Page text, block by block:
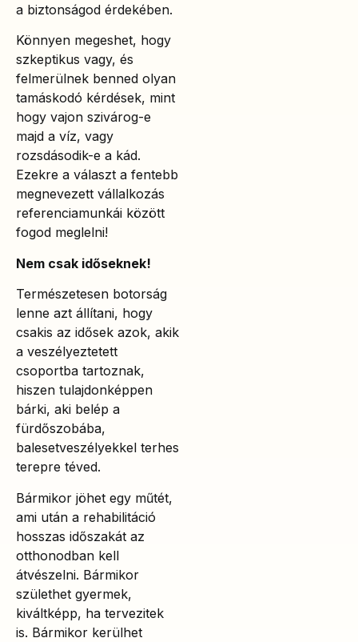
a biztonságod érdekében.
Könnyen megeshet, hogy
szkeptikus vagy, és
felmerülnek benned olyan
tamáskodó kérdések, mint
hogy vajon szivárog-e
majd a víz, vagy
rozsdásodik-e a kád.
Ezekre a választ a fentebb
megnevezett vállalkozás
referenciamunkái között
fogod meglelni!
Nem csak időseknek!
Természetesen botorság
lenne azt állítani, hogy
csakis az idősek azok, akik
a veszélyeztetett
csoportba tartoznak,
hiszen tulajdonképpen
bárki, aki belép a
fürdőszobába,
balesetveszélyekkel terhes
terepre téved.
Bármikor jöhet egy műtét,
ami után a rehabilitáció
hosszas időszakát az
otthonodban kell
átvészelni. Bármikor
születhet gyermek,
kiváltképp, ha tervezitek
is. Bármikor kerülhet